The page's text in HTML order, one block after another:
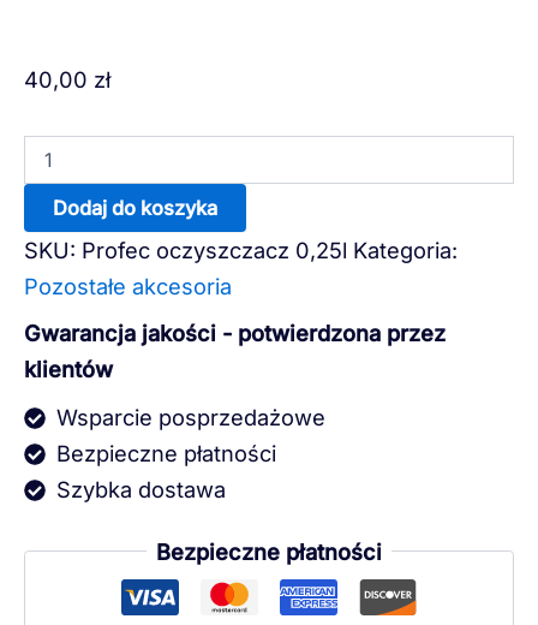
40,00 zł
ilość
Profec
0,25l
Dodaj do koszyka
SKU: Profec oczyszczacz 0,25l Kategoria:
Pozostałe akcesoria
Gwarancja jakości - potwierdzona przez
klientów
Wsparcie posprzedażowe
Bezpieczne płatności
Szybka dostawa
Bezpieczne płatności